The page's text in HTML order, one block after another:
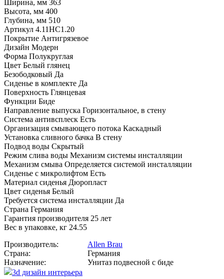
Ширина, мм 363
Высота, мм 400
Глубина, мм 510
Артикул 4.11HC1.20
Покрытие Антигрязевое
Дизайн Модерн
Форма Полукруглая
Цвет Белый глянец
Безободковый Да
Сиденье в комплекте Да
Поверхность Глянцевая
Функции Биде
Направление выпуска Горизонтальное, в стену
Система антивсплеск Есть
Организация смывающего потока Каскадный
Установка сливного бачка В стену
Подвод воды Скрытый
Режим слива воды Механизм системы инсталляции
Механизм смыва Определяется системой инсталляции
Сиденье с микролифтом Есть
Материал сиденья Дюропласт
Цвет сиденья Белый
Требуется система инсталляции Да
Страна Германия
Гарантия производителя 25 лет
Вес в упаковке, кг 24.55
Производитель:
Allen Brau
Страна:
Германия
Назначение:
Унитаз подвесной с биде
3d дизайн интерьера